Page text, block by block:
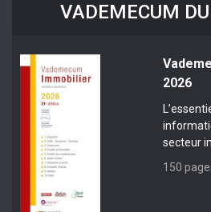
VADEMECUM
2026
secteur
150